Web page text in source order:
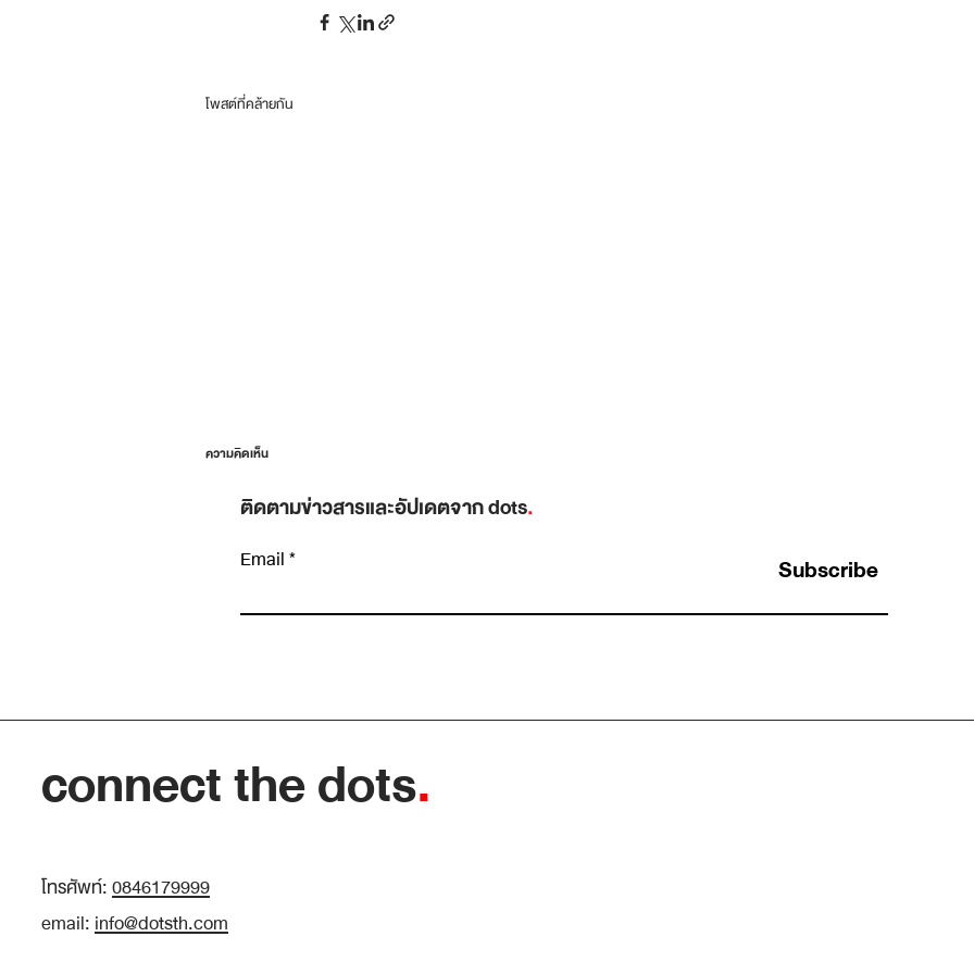
โพสต์ที่คล้ายกัน
Insight หายาก เพราะเราหยุดมองเร็วเกินไป
ความคิดเห็น
เขียนความคิดเห็น…
ติดตามข่าวสารและอัปเดตจาก dots.
Email Subscribe
connect the dots.
โทรศัพท์:0846179999
email:info@dotsth.com